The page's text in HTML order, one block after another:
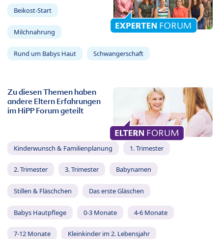
Beikost-Start
Milchnahrung
Rund um Babys Haut Schwangerschaft
Zu diesen Themen haben
andere Eltern Erfahrungen
im HiPP Forum geteilt
Kinderwunsch & Familienplanung 1. Trimester
2. Trimester 3. Trimester Babynamen
Stillen & Fläschchen Das erste Gläschen
Babys Hautpflege 0-3 Monate 4-6 Monate
7-12 Monate Kleinkinder im 2. Lebensjahr